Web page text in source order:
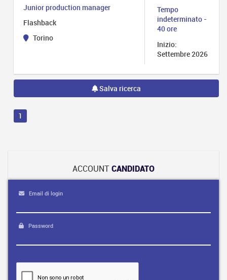
Junior production manager
Flashback
Torino
Tempo
indeterminato -
40 ore
Inizio:
Settembre 2026
Salva ricerca
1
ACCOUNTCANDIDATO
Email di login
Password